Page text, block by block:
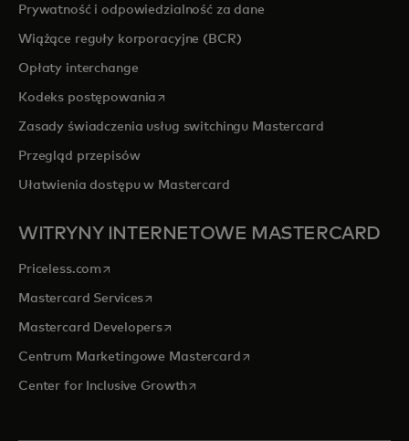
Prywatność i odpowiedzialność za dane
Wiążące reguły korporacyjne (BCR)
Opłaty interchange
Kodeks postępowania opens in a new tab
Zasady świadczenia usług switchingu Mastercard
Przegląd przepisów
Ułatwienia dostępu w Mastercard
WITRYNY INTERNETOWE MASTERCARD
Priceless.com opens in a new tab
Mastercard Servicesopens in a new tab
Mastercard Developersopens in a new tab
Centrum Marketingowe Mastercardopens in a new tab
Center for Inclusive Growthopens in a new tab